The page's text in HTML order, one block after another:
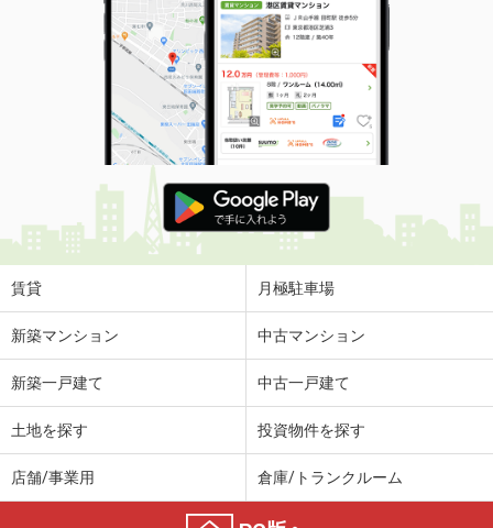
賃貸 月極駐車場
新築マンション 中古マンション
新築一戸建て 中古一戸建て
土地を探す 投資物件を探す
店舗/事業用 倉庫/トランクルーム